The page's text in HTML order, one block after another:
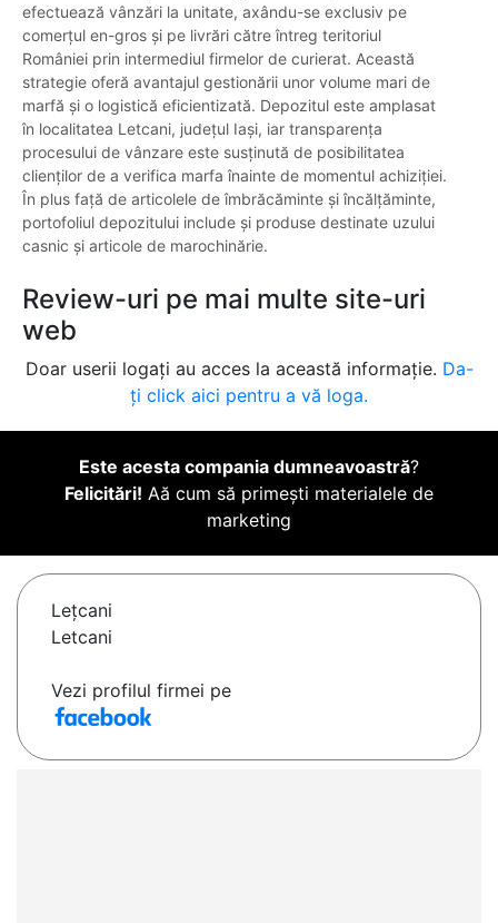
efectuează vânzări la unitate, axându-se exclusiv pe
comerțul en-gros și pe livrări către întreg teritoriul
României prin intermediul firmelor de curierat. Această
strategie oferă avantajul gestionării unor volume mari de
marfă și o logistică eficientizată. Depozitul este amplasat
în localitatea Letcani, județul Iași, iar transparența
procesului de vânzare este susținută de posibilitatea
clienților de a verifica marfa înainte de momentul achiziției.
În plus față de articolele de îmbrăcăminte și încălțăminte,
portofoliul depozitului include și produse destinate uzului
casnic și articole de marochinărie.
Review-uri pe mai multe site-uri
web
Doar userii logați au acces la această informație. Da-
ți click aici pentru a vă loga.
Este acesta compania dumneavoastră?
Felicitări! Aă cum să primești materialele de
marketing
Leţcani
Letcani
Vezi profilul firmei pe